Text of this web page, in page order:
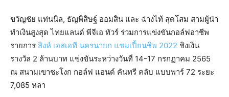
ขวัญชัย แท่นนิล, ธัญพิสิษฐ์ ออมสิน และ ฉ่างไท้ สุดโสม สามผู้นำ
ทำเงินสูงสุด ไทยแลนด์ พีจีเอ ทัวร์ ร่วมการแข่งขันกอล์ฟอาชีพ
รายการ สิงห์ เอสเอที นครนายก แชมเปี้ยนชิพ 2022 ชิงเงิน
รางวัล 2 ล้านบาท แข่งขันระหว่างวันที่ 14-17 กรกฏาคม 2565
ณ สนามเขาชะโงก กอล์ฟ แอนด์ คันทรี คลับ แบบพาร์ 72 ระยะ
7,085 หลา